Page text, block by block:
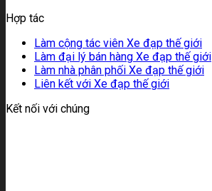
Hợp tác
Làm cộng tác viên Xe đạp thế giới
Làm đại lý bán hàng Xe đạp thế giới
Làm nhà phân phối Xe đạp thế giới
Liên kết với Xe đạp thế giới
Kết nối với chúng